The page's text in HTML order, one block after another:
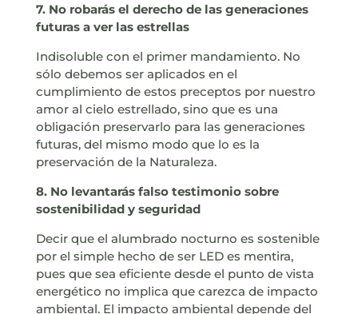
7. No robarás el derecho de las generaciones
futuras a ver las estrellas
Indisoluble con el primer mandamiento. No
sólo debemos ser aplicados en el
cumplimiento de estos preceptos por nuestro
amor al cielo estrellado, sino que es una
obligación preservarlo para las generaciones
futuras, del mismo modo que lo es la
preservación de la Naturaleza.
8. No levantarás falso testimonio sobre
sostenibilidad y seguridad
Decir que el alumbrado nocturno es sostenible
por el simple hecho de ser LED es mentira,
pues que sea eficiente desde el punto de vista
energético no implica que carezca de impacto
ambiental. El impacto ambiental depende del